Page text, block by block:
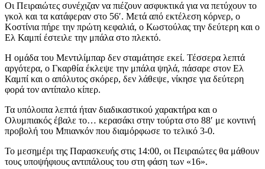
Οι Πειραιώτες συνέχιζαν να πιέζουν ασφυκτικά για να πετύχουν το
γκολ και τα κατάφεραν στο 56′. Μετά από εκτέλεση κόρνερ, ο
Κοστίνια πήρε την πρώτη κεφαλιά, ο Κωστούλας την δεύτερη και ο
Ελ Καμπί έστειλε την μπάλα στο πλεκτό.
Η ομάδα του Μεντιλίμπαρ δεν σταμάτησε εκεί. Τέσσερα λεπτά
αργότερα, ο Γκαρθία έκλεψε την μπάλα ψηλά, πάσαρε στον Ελ
Καμπί και ο απόλυτος σκόρερ, δεν λάθεψε, νίκησε για δεύτερη
φορά τον αντίπαλο κίπερ.
Τα υπόλοιπα λεπτά ήταν διαδικαστικού χαρακτήρα και ο
Ολυμπιακός έβαλε το… κερασάκι στην τούρτα στο 88′ με κοντινή
προβολή του Μπιανκόν που διαμόρφωσε το τελικό 3-0.
Το μεσημέρι της Παρασκευής στις 14:00, οι Πειραιώτες θα μάθουν
τους υποψήφιους αντιπάλους του στη φάση των «16».